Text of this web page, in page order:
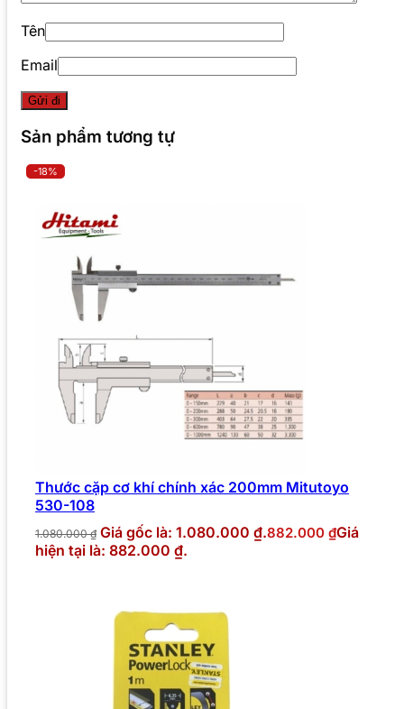
Tên
Email
Sản phẩm tương tự
-18%
Thước cặp cơ khí chính xác 200mm Mitutoyo
530-108
1.080.000₫ Giá gốc là: 1.080.000 ₫.882.000 ₫Giá
hiện tại là: 882.000 ₫.